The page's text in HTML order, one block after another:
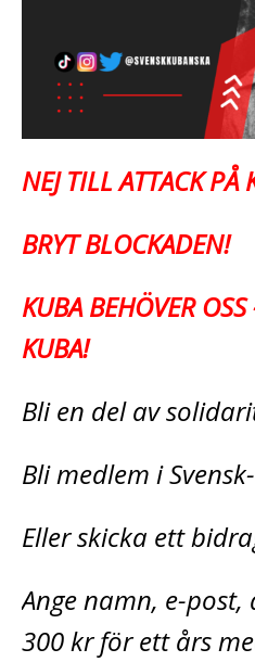
NEJ TILL ATTACK PÅ
BRYT BLOCKADEN!
KUBA BEHÖVER
KUBA!
Bli en del av
Bli medlem i
Eller skicka ett
Ange namn, e-post,
300 kr för ett års